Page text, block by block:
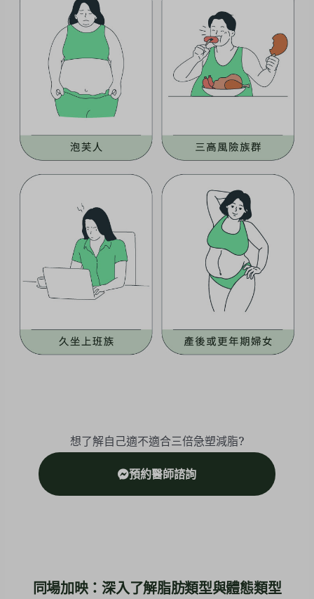
想了解自己適不適合三倍急塑減脂?
預約醫師諮詢
同場加映：深入了解脂肪類型與體態類型